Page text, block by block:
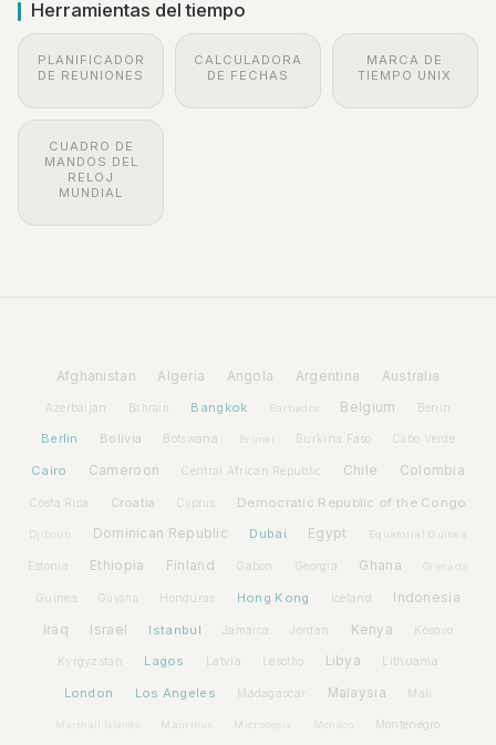
Herramientas del tiempo
PLANIFICADOR
DE REUNIONES
CALCULADORA
DE FECHAS
MARCA DE
TIEMPO UNIX
CUADRO DE
MANDOS DEL
RELOJ
MUNDIAL
Afghanistan Algeria Angola Argentina Australia
Azerbaijan Bahrain Bangkok Barbados Belgium Benin
Berlin Bolivia Botswana Brunei Burkina Faso Cabo Verde
Cairo Cameroon Central African Republic Chile Colombia
Costa Rica Croatia Cyprus Democratic Republic of the Congo
Djibouti Dominican Republic Dubai Egypt Equatorial Guinea
Estonia Ethiopia Finland Gabon Georgia Ghana Grenada
Guinea Guyana Honduras Hong Kong Iceland Indonesia
Iraq Israel Istanbul Jamaica Jordan Kenya Kosovo
Kyrgyzstan Lagos Latvia Lesotho Libya Lithuania
London Los Angeles Madagascar Malaysia Mali
Mauritius Micronesia Monaco Montenegro